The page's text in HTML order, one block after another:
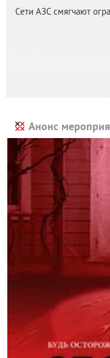
Сети АЗС смягчают
Анонс